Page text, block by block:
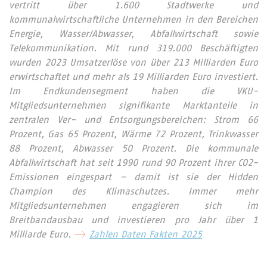
vertritt über 1.600 Stadtwerke und
kommunalwirtschaftliche Unternehmen in den Bereichen
Energie, Wasser/Abwasser, Abfallwirtschaft sowie
Telekommunikation. Mit rund 319.000 Beschäftigten
wurden 2023 Umsatzerlöse von über 213 Milliarden Euro
erwirtschaftet und mehr als 19 Milliarden Euro investiert.
Im Endkundensegment haben die VKU-
Mitgliedsunternehmen signifikante Marktanteile in
zentralen Ver- und Entsorgungsbereichen: Strom 66
Prozent, Gas 65 Prozent, Wärme 72 Prozent, Trinkwasser
88 Prozent, Abwasser 50 Prozent. Die kommunale
Abfallwirtschaft hat seit 1990 rund 90 Prozent ihrer CO2-
Emissionen eingespart – damit ist sie der Hidden
Champion des Klimaschutzes. Immer mehr
Mitgliedsunternehmen engagieren sich im
Breitbandausbau und investieren pro Jahr über 1
Milliarde Euro.
Zahlen Daten Fakten 2025